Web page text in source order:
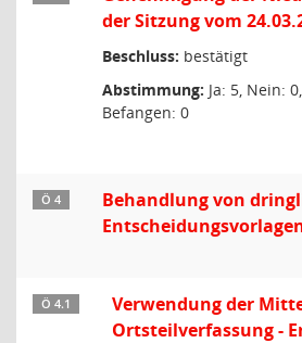
der Sitzung vom
Beschluss: bestätigt
Abstimmung: Ja: 5, Nein:
Befangen: 0
Ö 4
Behandlung von
Ö 4.1
Verwendung der
Ortsteilverfassung -